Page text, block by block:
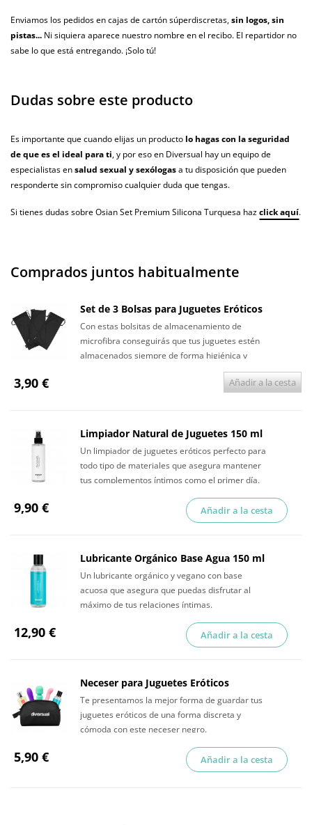
Enviamos los pedidos en cajas de cartón súperdiscretas,sin logos, sin
pistas... Ni siquiera aparece nuestro nombre en el recibo. El repartidor no
sabe lo que está entregando. ¡Solo tú!
Dudas sobre este producto
Es importante que cuando elijas un producto lo hagas con la seguridad
de que es el ideal para ti, y por eso en Diversual hay un equipo de
especialistas ensalud sexual y sexólogasa tu disposición que pueden
responderte sin compromiso cualquier duda que tengas.
Si tienes dudas sobre Osian Set Premium Silicona Turquesa hazclick aquí.
Comprados juntos habitualmente
Set de 3 Bolsas para Juguetes Eróticos
Con estas bolsitas de almacenamiento de
microfibra conseguirás que tus juguetes estén
almacenados siempre de forma higiénica y
3,90 € Añadir a la cesta
Limpiador Natural de Juguetes 150 ml
Un limpiador de juguetes eróticos perfecto para
todo tipo de materiales que asegura mantener
tus complementos íntimos como el primer día.
9,90 € Añadir a la cesta
Lubricante Orgánico Base Agua 150 ml
Un lubricante orgánico y vegano con base
acuosa que asegura que puedas disfrutar al
máximo de tus relaciones íntimas.
12,90 € Añadir a la cesta
Neceser para Juguetes Eróticos
Te presentamos la mejor forma de guardar tus
juguetes eróticos de una forma discreta y
cómoda con este neceser negro.
5,90 € Añadir a la cesta